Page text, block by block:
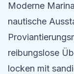
Moderne
nautische
reibungslose
locken mit